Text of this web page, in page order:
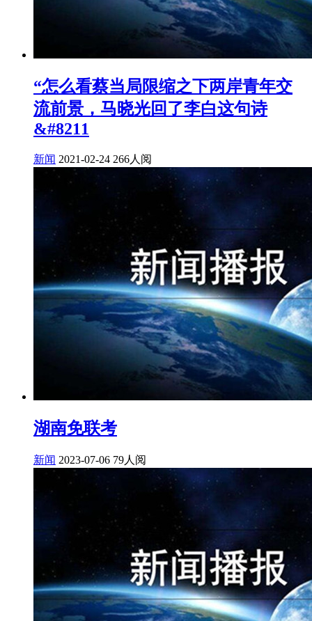
“怎么看蔡当局限缩之下两岸青年交
流前景，马晓光回了李白这句诗
&#8211
新闻 2021-02-24 266人阅
湖南免联考
新闻 2023-07-06 79人阅